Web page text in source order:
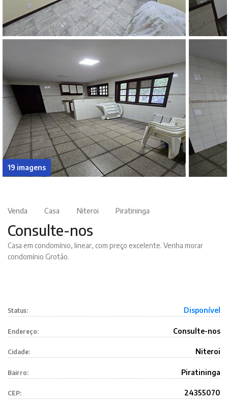
19 imagens
Venda Casa Niteroi Piratininga
Consulte-nos
Casa em condomínio, linear, com preço excelente. Venha morar
condomínio Grotão.
Status: Disponível
Endereço: Consulte-nos
Cidade: Niteroi
Bairro: Piratininga
CEP: 24355070